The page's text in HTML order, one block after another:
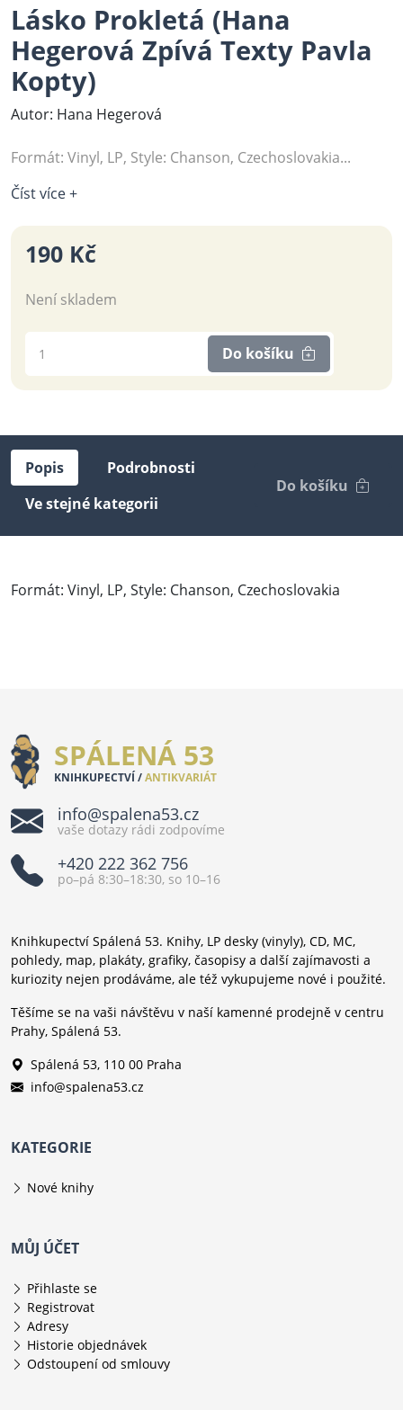
Lásko Prokletá (Hana
Hegerová Zpívá Texty Pavla
Kopty)
Autor: Hana Hegerová
Formát: Vinyl, LP, Style: Chanson, Czechoslovakia...
Číst více +
190 Kč
Není skladem
Do košíku
Popis
Podrobnosti
Ve stejné kategorii
Do košíku
Formát: Vinyl, LP, Style: Chanson, Czechoslovakia
SPÁLENÁ 53
KNIHKUPECTVÍ /ANTIKVARIÁT
info@spalena53.cz
vaše dotazy rádi zodpovíme
+420 222 362 756
po–pá 8:30–18:30, so 10–16
Knihkupectví Spálená 53. Knihy, LP desky (vinyly), CD, MC,
pohledy, map, plakáty, grafiky, časopisy a další zajímavosti a
kuriozity nejen prodáváme, ale též vykupujeme nové i použité.
Těšíme se na vaši návštěvu v naší kamenné prodejně v centru
Prahy, Spálená 53.
Spálená 53, 110 00 Praha
info@spalena53.cz
KATEGORIE
Nové knihy
MŮJ ÚČET
Přihlaste se
Registrovat
Adresy
Historie objednávek
Odstoupení od smlouvy